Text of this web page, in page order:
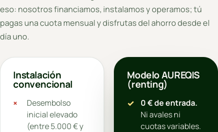
eso: nosotros financiamos, instalamos y operamos; tú
pagas una cuota mensual y disfrutas del ahorro desde el
día uno.
Instalación
convencional
Desembolso
inicial elevado
(entre 5.000 € y
Modelo AUREQIS
(renting)
0 € de entrada.
Ni avales ni
cuotas variables.